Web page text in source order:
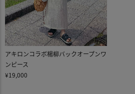
アキロンコラボ楊柳バックオープンワ
ンピース
¥19,000